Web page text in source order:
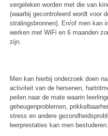
vergeleken worden met die van
(waarbij gecontroleerd wordt voor
stralingsbronnen). En/of men kan
werken met WiFi en 6 maanden
zijn.
Men kan hierbij onderzoek doen
activiteit van de hersenen,
peilen naar de mate waarin
geheugenproblemen,
stress en andere
leerprestaties kan men bestuderen.